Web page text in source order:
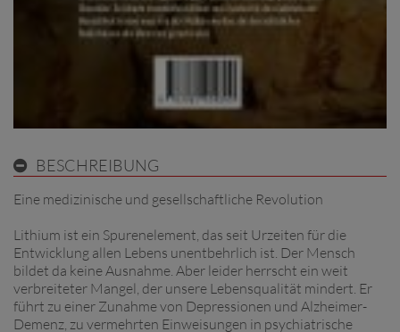
BESCHREIBUNG
Eine medizinische und gesellschaftliche Revolution
Lithium ist ein Spurenelement, das seit Urzeiten für die
Entwicklung allen Lebens unentbehrlich ist. Der Mensch
bildet da keine Ausnahme. Aber leider herrscht ein weit
verbreiteter Mangel, der unsere Lebensqualität mindert. Er
führt zu einer Zunahme von Depressionen und Alzheimer-
Demenz, zu vermehrten Einweisungen in psychiatrische